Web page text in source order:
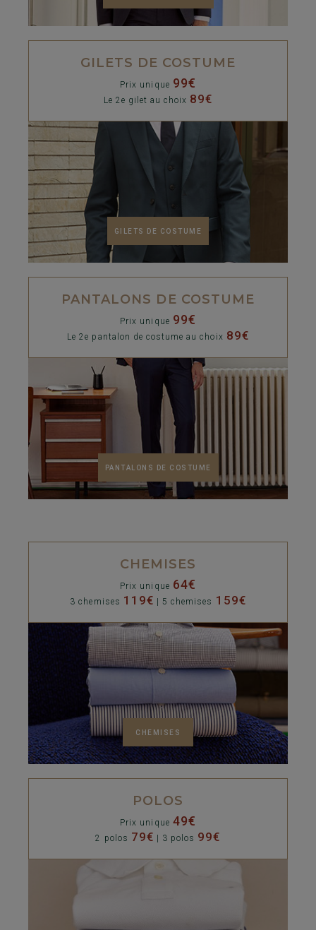
GILETS DE COSTUME
Prix unique 99€
Le 2e gilet au choix 89€
GILETS DE COSTUME
PANTALONS DE COSTUME
Prix unique 99€
Le 2e pantalon de costume au choix 89€
PANTALONS DE COSTUME
CHEMISES
Prix unique 64€
3 chemises 119€ | 5 chemises 159€
CHEMISES
POLOS
Prix unique 49€
2 polos 79€ | 3 polos 99€